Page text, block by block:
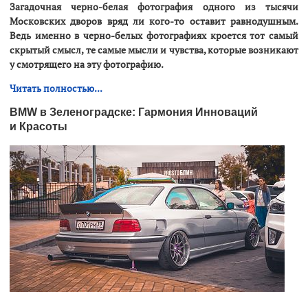
Загадочная черно-белая фотография одного из тысячи
Московских дворов вряд ли кого-то оставит равнодушным.
Ведь именно в черно-белых фотографиях кроется тот самый
скрытый смысл, те самые мысли и чувства, которые возникают
у смотрящего на эту фотографию.
Читать полностью...
BMW в Зеленоградске: Гармония Инноваций
и Красоты